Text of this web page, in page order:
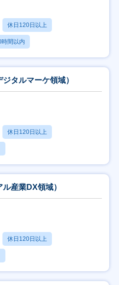
休日120日以上
時間以内
タルマーケ領域）
休日120日以上
産業DX領域）
休日120日以上